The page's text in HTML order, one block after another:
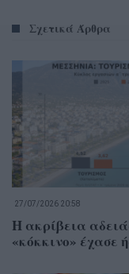
Σχετικά Άρθρα
27/07/2026 20:58
Η ακρίβεια
«κόκκινο» έχασε